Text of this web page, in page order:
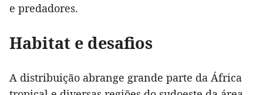
e predadores.
Habitat e desafios
A distribuição abrange grande parte da África